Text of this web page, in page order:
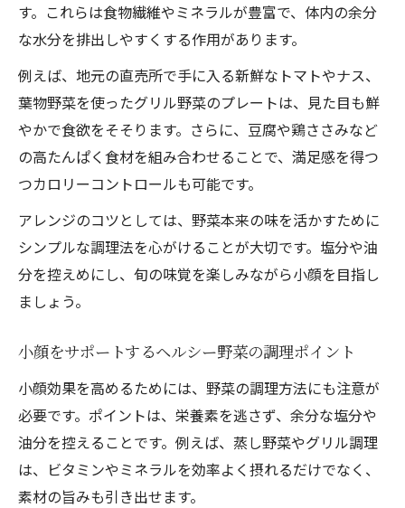
す。これらは食物繊維やミネラルが豊富で、体内の余分
な水分を排出しやすくする作用があります。
例えば、地元の直売所で手に入る新鮮なトマトやナス、
葉物野菜を使ったグリル野菜のプレートは、見た目も鮮
やかで食欲をそそります。さらに、豆腐や鶏ささみなど
の高たんぱく食材を組み合わせることで、満足感を得つ
つカロリーコントロールも可能です。
アレンジのコツとしては、野菜本来の味を活かすために
シンプルな調理法を心がけることが大切です。塩分や油
分を控えめにし、旬の味覚を楽しみながら小顔を目指し
ましょう。
小顔をサポートするヘルシー野菜の調理ポイント
小顔効果を高めるためには、野菜の調理方法にも注意が
必要です。ポイントは、栄養素を逃さず、余分な塩分や
油分を控えることです。例えば、蒸し野菜やグリル調理
は、ビタミンやミネラルを効率よく摂れるだけでなく、
素材の旨みも引き出せます。